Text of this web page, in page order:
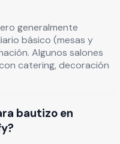
generalmente
básico (mesas y
Algunos salones
catering, decoración
bautizo en